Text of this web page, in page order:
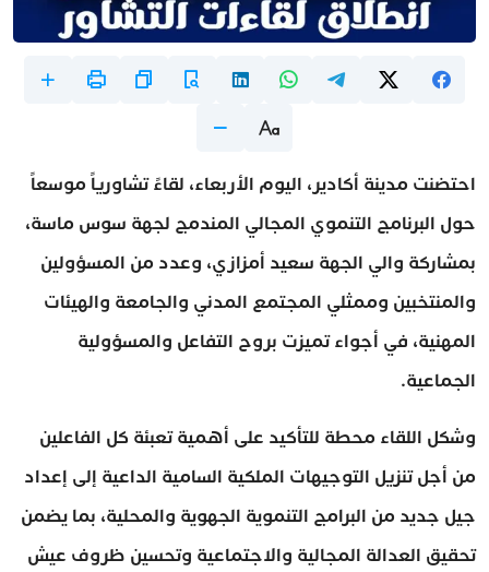
احتضنت مدينة أكادير، اليوم الأربعاء، لقاءً تشاورياً موسعاً
حول البرنامج التنموي المجالي المندمج لجهة سوس ماسة،
بمشاركة والي الجهة سعيد أمزازي، وعدد من المسؤولين
والمنتخبين وممثلي المجتمع المدني والجامعة والهيئات
المهنية، في أجواء تميزت بروح التفاعل والمسؤولية
الجماعية.
وشكل اللقاء محطة للتأكيد على أهمية تعبئة كل الفاعلين
من أجل تنزيل التوجيهات الملكية السامية الداعية إلى إعداد
جيل جديد من البرامج التنموية الجهوية والمحلية، بما يضمن
تحقيق العدالة المجالية والاجتماعية وتحسين ظروف عيش